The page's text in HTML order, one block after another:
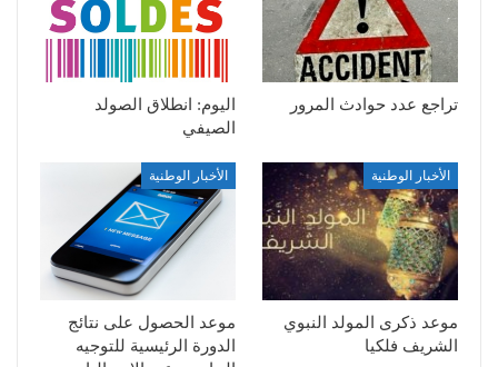
تراجع عدد حوادث المرور
اليوم: انطلاق الصولد
الصيفي
الأخبار الوطنية
موعد ذكرى المولد النبوي
الشريف فلكيا
الأخبار الوطنية
موعد الحصول على نتائج
الدورة الرئيسية للتوجيه